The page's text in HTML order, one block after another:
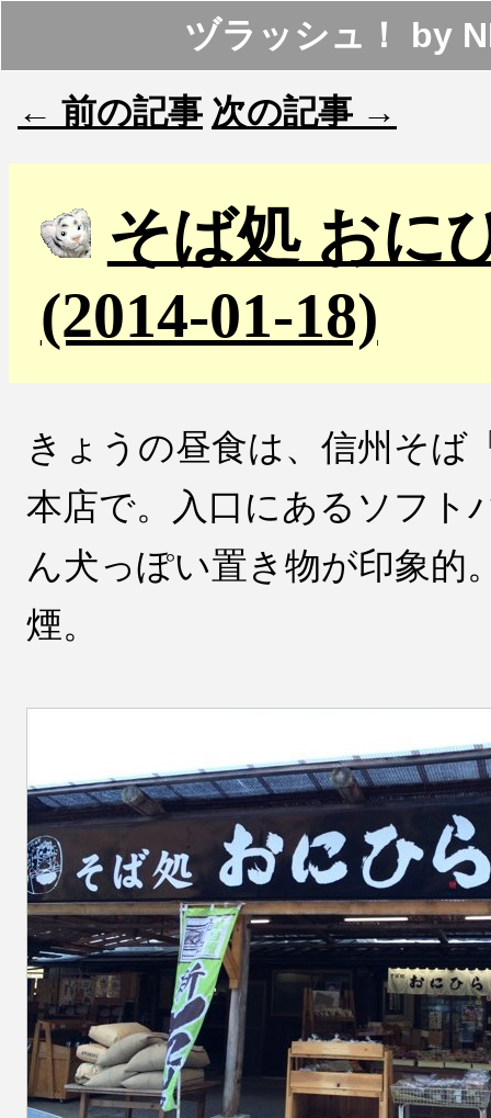
ヅラッシュ！ by
← 前の記事 次の記事 →
そば処 おに
(2014-01-18)
きょうの昼食は、信州そば
本店で。入口にあるソフト
ん犬っぽい置き物が印象的
煙。